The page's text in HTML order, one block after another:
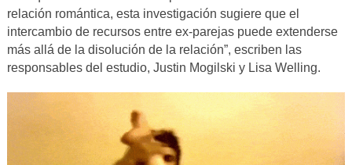
relación romántica, esta investigación sugiere que el
intercambio de recursos entre ex-parejas puede extenderse
más allá de la disolución de la relación”, escriben las
responsables del estudio, Justin Mogilski y Lisa Welling.